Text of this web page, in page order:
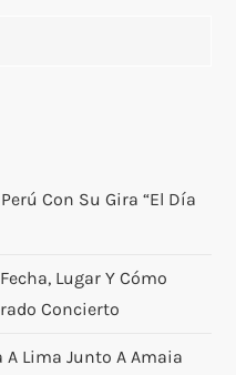
Con Su Gira “El Día
Lugar Y Cómo
Concierto
A Lima Junto A Amaia